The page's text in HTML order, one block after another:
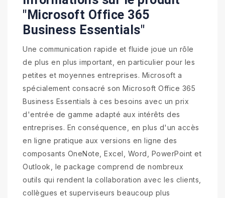
"Microsoft Office 365
Business Essentials"
Une communication rapide et fluide joue un rôle
de plus en plus important, en particulier pour les
petites et moyennes entreprises. Microsoft a
spécialement consacré son Microsoft Office 365
Business Essentials à ces besoins avec un prix
d'entrée de gamme adapté aux intérêts des
entreprises. En conséquence, en plus d'un accès
en ligne pratique aux versions en ligne des
composants OneNote, Excel, Word, PowerPoint et
Outlook, le package comprend de nombreux
outils qui rendent la collaboration avec les clients,
collègues et superviseurs beaucoup plus